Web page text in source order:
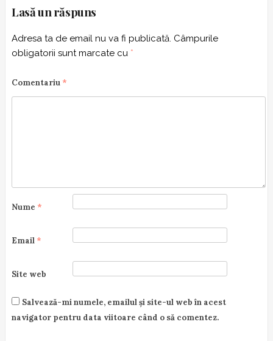
Lasă un răspuns
Adresa ta de email nu va fi publicată. Câmpurile
obligatorii sunt marcate cu *
Comentariu *
Nume *
Email *
Site web
Salvează-mi numele, emailul și site-ul web în acest
navigator pentru data viitoare când o să comentez.